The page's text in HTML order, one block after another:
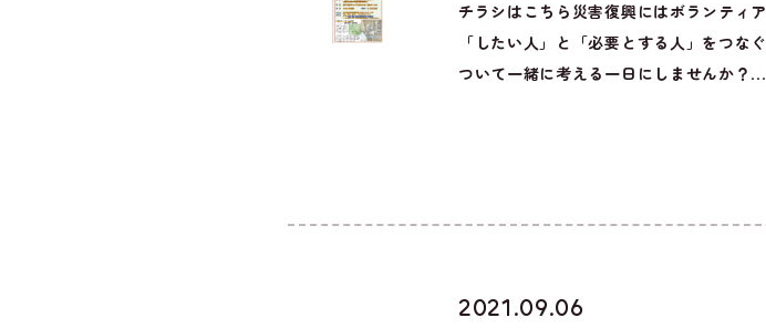
チラシはこちら災害復興にはボランティ
「したい人」と「必要とする人」をつ
ついて一緒に考える一日にしませんか？...
2021.09.06